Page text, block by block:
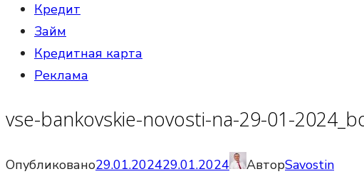
Кредит
Займ
Кредитная карта
Реклама
vse-bankovskie-novosti-na-29-01-
Опубликовано29.01.202429.01.2024 АвторSavostin